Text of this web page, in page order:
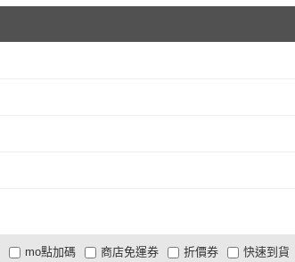
折價券
mo點加碼 快速到貨
商店免運券